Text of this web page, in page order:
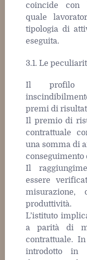
coincide con
quale
tipologia di
eseguita.
3.1. Le
Il profilo
premi di
Il premio di
contrattuale
una somma di
Il
essere
produttività.
L’istituto
a parità di
contrattuale.
introdotto in